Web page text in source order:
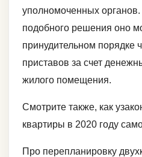
уполномоченных
подобного решения оно
принудительном порядке
приставов за счет
жилого помещения.
Смотрите также, как
квартиры в 2020 году
Про перепланировку